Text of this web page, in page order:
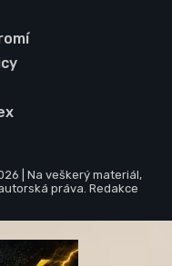
| Na veškerý materiál,
práva. Redakce